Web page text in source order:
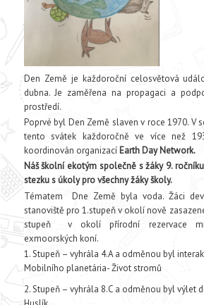
Den Země je každoroční celosvětová
dubna. Je zaměřena na propagaci a
prostředí.
Poprvé byl Den Země slaven v roce 1970. V
tento svátek každoročně ve více než
koordinován organizacíEarth Day Network.
Náš školní ekotým společně s žáky 9.
stezku s úkoly pro všechny žáky školy.
Tématem Dne Země byla voda. Žáci
stanoviště pro 1.stupeň v okolí nově
stupeň v okolí přírodní rezervace
exmoorských koní.
Stupeň – vyhrála 4.A a odměnou byl
Mobilního planetária- Život stromů
Stupeň – vyhrála 8.C a odměnou byl výlet